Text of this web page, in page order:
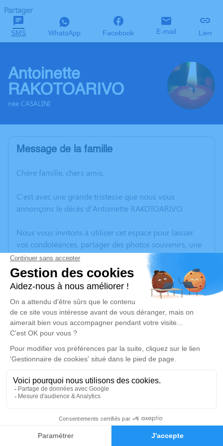
Faire-part Hommages
Partager
SMS WhatsApp Facebook E-mail Lien
Antoinette
RAKOTOARIVO
née CASALINI
Message de la famille
Chère famille, chers amis,
C'est avec une grande tristesse que nous vous
annonçons le décès d’Antoinette RAKOTOARIVO.
Nous vous invitons à utiliser cet espace pour laisser
vos condoléances, partager des photos souvenirs, une
anecdote ou exprimer vos pensées à travers des
poèmes ou des textes. Cet endroit est un lieu
d'expression dédié à honorer la mémoire d’Antoinette
RAKOTOARIVO.
Un service de plantation d’arbre hommage est
disponible ici.
Je rends hommage
Inhumation
mercredi 09 août 2023 à 15h00
69 Avenue Michelet
93400 Saint-Ouen